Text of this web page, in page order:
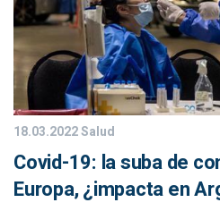
18.03.2022Salud
Covid-19: la suba de
Europa, ¿impacta en